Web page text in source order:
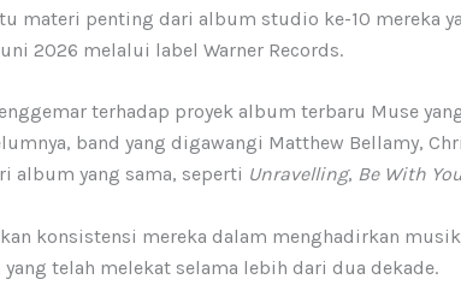
materi penting dari album studio ke-10 mereka
2026 melalui label Warner Records.
terhadap proyek album terbaru Muse
band yang digawangi Matthew Bellamy,
album yang sama, seperti Unravelling, Be With
konsistensi mereka dalam menghadirkan
telah melekat selama lebih dari dua dekade.